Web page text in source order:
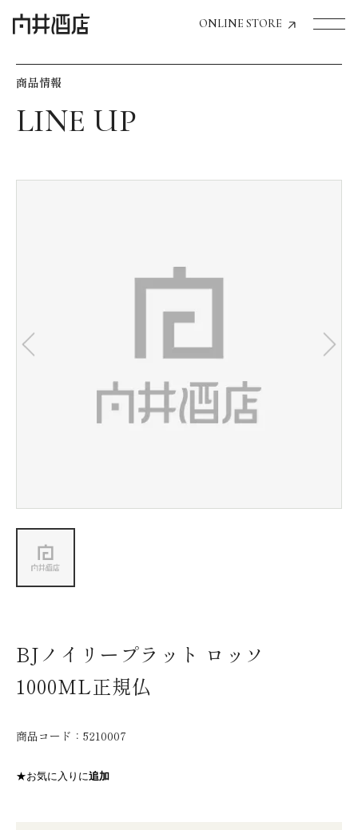
ONLINE STORE
飲食店経営のお客様
お気に入り機能の活用方法
会社情報
商品情報
BJノイリープラット ロッソ
1000ML正規仏
商品コード： 5210007
★お気に入りに追加